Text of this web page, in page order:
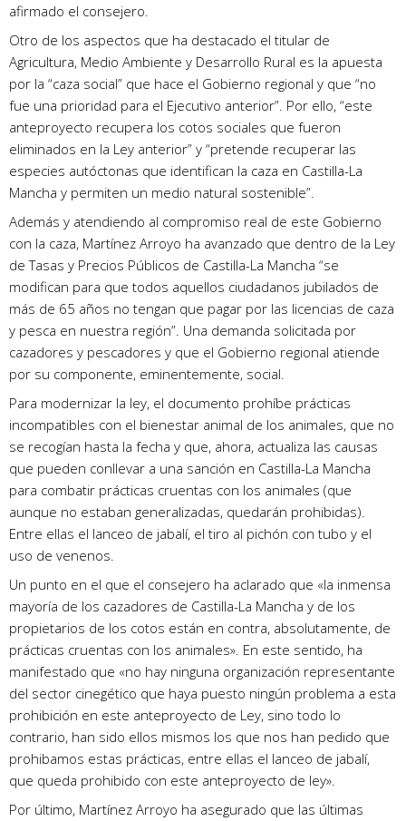
afirmado el consejero.
Otro de los aspectos que ha destacado el titular de
Agricultura, Medio Ambiente y Desarrollo Rural es la apuesta
por la “caza social” que hace el Gobierno regional y que “no
fue una prioridad para el Ejecutivo anterior”. Por ello, “este
anteproyecto recupera los cotos sociales que fueron
eliminados en la Ley anterior” y “pretende recuperar las
especies autóctonas que identifican la caza en Castilla-La
Mancha y permiten un medio natural sostenible”.
Además y atendiendo al compromiso real de este Gobierno
con la caza, Martínez Arroyo ha avanzado que dentro de la Ley
de Tasas y Precios Públicos de Castilla-La Mancha “se
modifican para que todos aquellos ciudadanos jubilados de
más de 65 años no tengan que pagar por las licencias de caza
y pesca en nuestra región”. Una demanda solicitada por
cazadores y pescadores y que el Gobierno regional atiende
por su componente, eminentemente, social.
Para modernizar la ley, el documento prohíbe prácticas
incompatibles con el bienestar animal de los animales, que no
se recogían hasta la fecha y que, ahora, actualiza las causas
que pueden conllevar a una sanción en Castilla-La Mancha
para combatir prácticas cruentas con los animales (que
aunque no estaban generalizadas, quedarán prohibidas).
Entre ellas el lanceo de jabalí, el tiro al pichón con tubo y el
uso de venenos.
Un punto en el que el consejero ha aclarado que «la inmensa
mayoría de los cazadores de Castilla-La Mancha y de los
propietarios de los cotos están en contra, absolutamente, de
prácticas cruentas con los animales». En este sentido, ha
manifestado que «no hay ninguna organización representante
del sector cinegético que haya puesto ningún problema a esta
prohibición en este anteproyecto de Ley, sino todo lo
contrario, han sido ellos mismos los que nos han pedido que
prohibamos estas prácticas, entre ellas el lanceo de jabalí,
que queda prohibido con este anteproyecto de ley».
Por último, Martínez Arroyo ha asegurado que las últimas